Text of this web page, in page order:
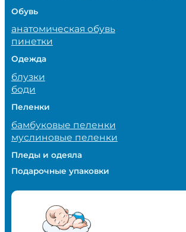
Обувь
анатомическая обувь
пинетки
Одежда
блузки
боди
Пеленки
бамбуковые пеленки
муслиновые пеленки
Пледы и одеяла
Подарочные упаковки